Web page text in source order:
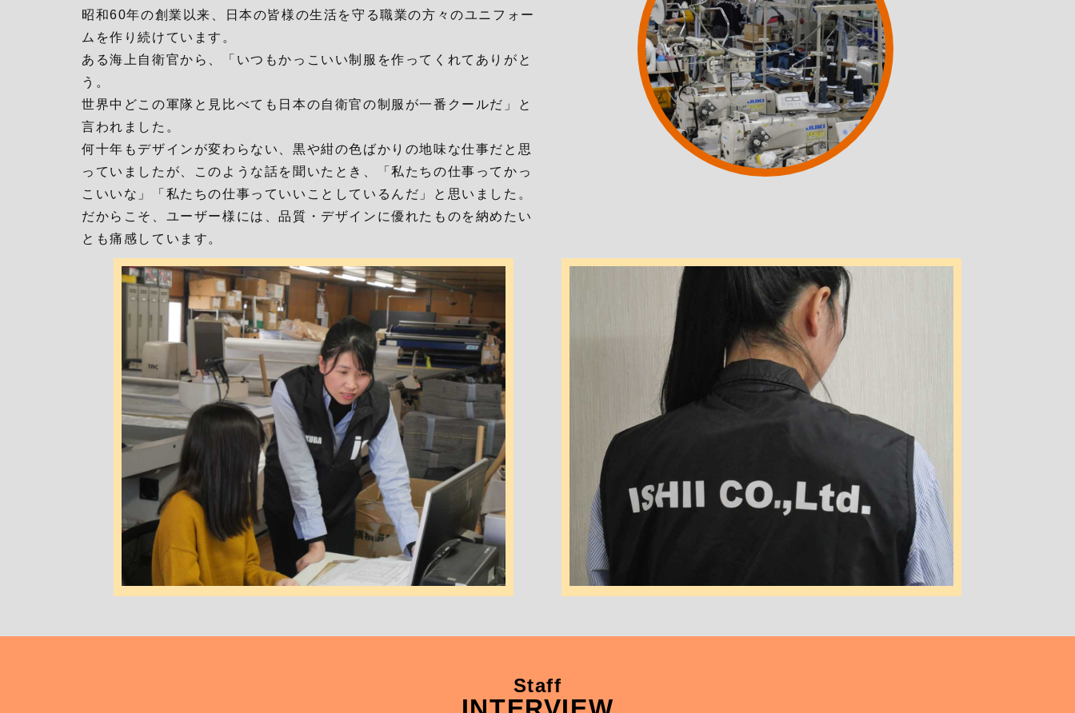
昭和60年の創業以来、日本の皆様の生活を守る職業の方々のユニフォー
ムを作り続けています。
ある海上自衛官から、「いつもかっこいい制服を作ってくれてありがと
う。
世界中どこの軍隊と見比べても日本の自衛官の制服が一番クールだ」と
言われました。
何十年もデザインが変わらない、黒や紺の色ばかりの地味な仕事だと思
っていましたが、このような話を聞いたとき、「私たちの仕事ってかっ
こいいな」「私たちの仕事っていいことしているんだ」と思いました。
だからこそ、ユーザー様には、品質・デザインに優れたものを納めたい
とも痛感しています。
Staff